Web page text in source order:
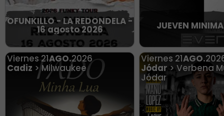
OFUNKILLO - LA REDONDELA -
16 agosto 2026 JUEVEN
Viernes 21AGO.2026
Cadiz > Milwaukee
Viernes 21AGO.
Jódar > Verbena
Jódar